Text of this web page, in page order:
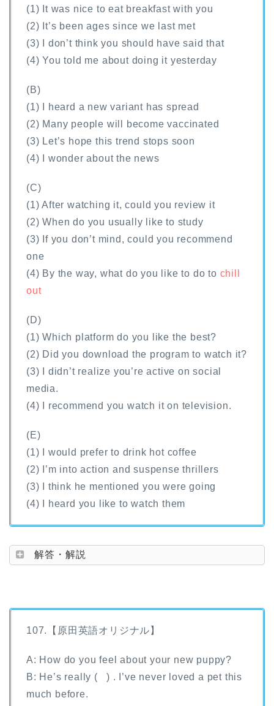
(1) It was nice to eat breakfast with you
(2) It’s been ages since we last met
(3) I don’t think you should have said that
(4) You told me about doing it yesterday
(B)
(1) I heard a new variant has spread
(2) Many people will become vaccinated
(3) Let’s hope this trend stops soon
(4) I wonder about the news
(C)
(1) After watching it, could you review it
(2) When do you usually like to study
(3) If you don’t mind, could you recommend
one
(4) By the way, what do you like to do to chill
out
(D)
(1) Which platform do you like the best?
(2) Did you download the program to watch it?
(3) I didn’t realize you’re active on social
media.
(4) I recommend you watch it on television.
(E)
(1) I would prefer to drink hot coffee
(2) I’m into action and suspense thrillers
(3) I think he mentioned you were going
(4) I heard you like to watch them
解答・解説
107.【原田英語オリジナル】
A: How do you feel about your new puppy?
B: He’s really ( ) . I’ve never loved a pet this
much before.